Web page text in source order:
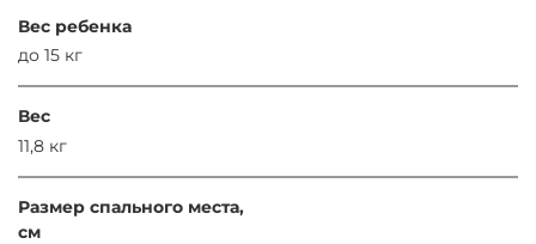
Вес ребенка
до 15 кг
Вес
11,8 кг
Размер спального места,
см